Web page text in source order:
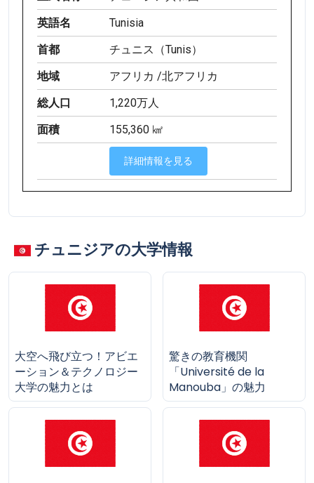
英語名
Tunisia
首都
チュニス（Tunis）
地域
アフリカ /北アフリカ
総人口
1,220万人
面積
155,360 ㎢
詳細情報を見る
チュニジアの大学情報
大空へ飛び立つ！アビエ
ーション＆テクノロジー
大学の魅力とは
驚きの教育機関
「Université de la
Manouba」の魅力